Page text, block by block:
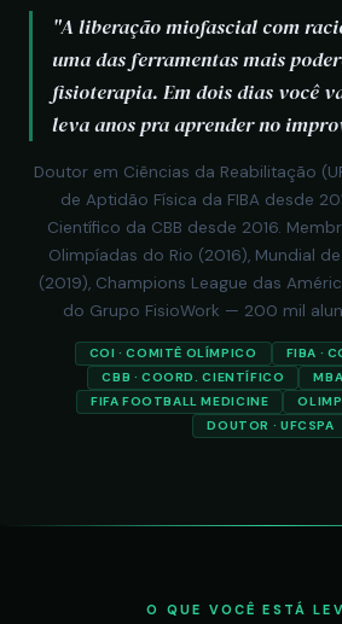
"A liberação miofascial com
uma das ferramentas mais
fisioterapia. Em dois dias você
leva anos pra aprender no
Doutor em Ciências da Reabilitação
de Aptidão Física da FIBA desde
Científico da CBB desde 2016.
Olimpíadas do Rio (2016), Mundial
(2019), Champions League das
do Grupo FisioWork — 200 mil
COI · COMITÊ OLÍMPICO
FIBA ·
CBB · COORD. CIENTÍFICO
FIFA FOOTBALL MEDICINE
DOUTOR · UFCSPA
O QUE VOCÊ ESTÁ